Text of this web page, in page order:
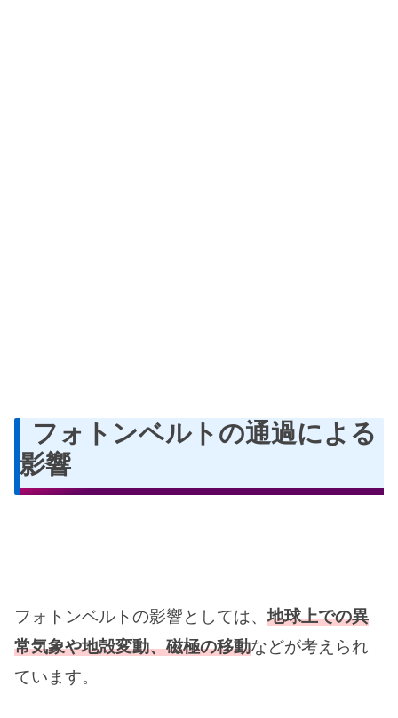
フォトンベルトの通過による
影響
フォトンベルトの影響としては、地球上での異
常気象や地殻変動、磁極の移動などが考えられ
ています。